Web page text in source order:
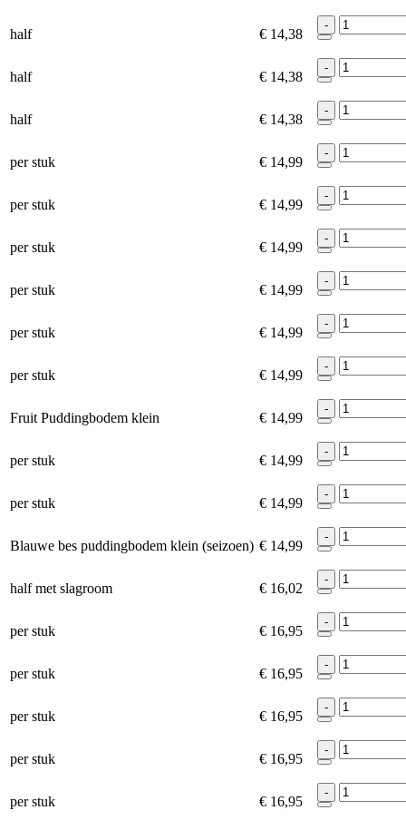
half € 14,38
-
half € 14,38
-
half € 14,38
-
per stuk € 14,99
-
per stuk € 14,99
-
per stuk € 14,99
-
per stuk € 14,99
-
per stuk € 14,99
-
per stuk € 14,99
-
Fruit Puddingbodem klein € 14,99
-
per stuk € 14,99
-
per stuk € 14,99
-
Blauwe bes puddingbodem klein (seizoen) € 14,99
-
half met slagroom € 16,02
-
per stuk € 16,95
-
per stuk € 16,95
-
per stuk € 16,95
-
per stuk € 16,95
-
per stuk € 16,95
-